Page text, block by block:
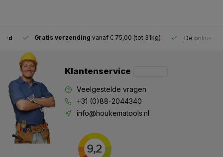
Gratis verzendingvanaf € 75,00 (tot 31kg) De online
Klantenservice
Veelgestelde vragen
+31 (0)88-2044340
info@houkematools.nl